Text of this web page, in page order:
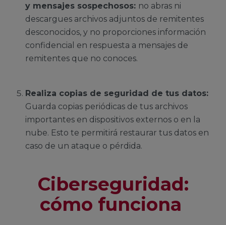
y mensajes sospechosos: no abras ni
descargues archivos adjuntos de remitentes
desconocidos, y no proporciones información
confidencial en respuesta a mensajes de
remitentes que no conoces.
Realiza copias de seguridad de tus datos:
Guarda copias periódicas de tus archivos
importantes en dispositivos externos o en la
nube. Esto te permitirá restaurar tus datos en
caso de un ataque o pérdida.
Ciberseguridad:
cómo funciona